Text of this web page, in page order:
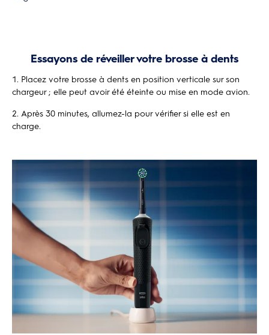
Essayons de réveiller votre brosse à dents
Placez votre brosse à dents en position verticale sur son
chargeur ; elle peut avoir été éteinte ou mise en mode avion.
Après 30 minutes, allumez-la pour vérifier si elle est en
charge.